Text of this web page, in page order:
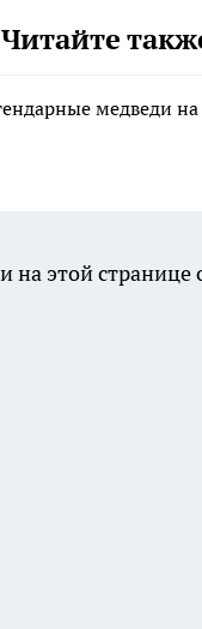
Читайте
медведи
на этой странице